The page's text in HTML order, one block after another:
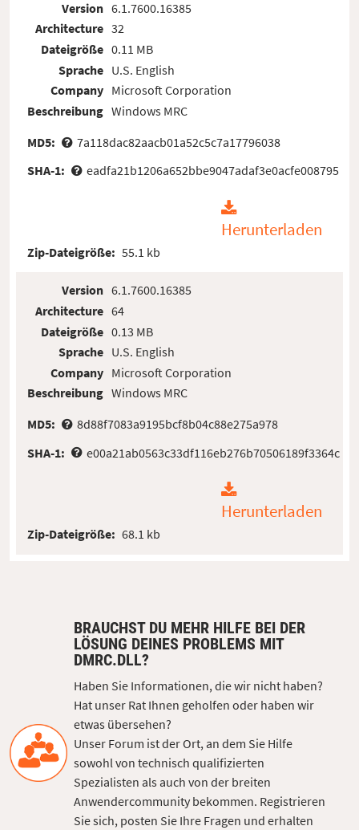
Version
Architecture
Dateigröße
Sprache
Company
Beschreibung
6.1.7600.16385
32
0.11 MB
U.S. English
Microsoft Corporation
Windows MRC
MD5:
7a118dac82aacb01a52c5c7a17796038
SHA-1:
eadfa21b1206a652bbe9047adaf3e0acfe008795
Herunterladen
Zip-Dateigröße: 55.1 kb
Version
Architecture
Dateigröße
Sprache
Company
Beschreibung
6.1.7600.16385
64
0.13 MB
U.S. English
Microsoft Corporation
Windows MRC
MD5:
8d88f7083a9195bcf8b04c88e275a978
SHA-1:
e00a21ab0563c33df116eb276b70506189f3364c
Herunterladen
Zip-Dateigröße: 68.1 kb
BRAUCHST DU MEHR HILFE BEI DER
LÖSUNG DEINES PROBLEMS MIT
DMRC.DLL?
Haben Sie Informationen, die wir nicht haben?
Hat unser Rat Ihnen geholfen oder haben wir
etwas übersehen?
Unser Forum ist der Ort, an dem Sie Hilfe
sowohl von technisch qualifizierten
Spezialisten als auch von der breiten
Anwendercommunity bekommen. Registrieren
Sie sich, posten Sie Ihre Fragen und erhalten